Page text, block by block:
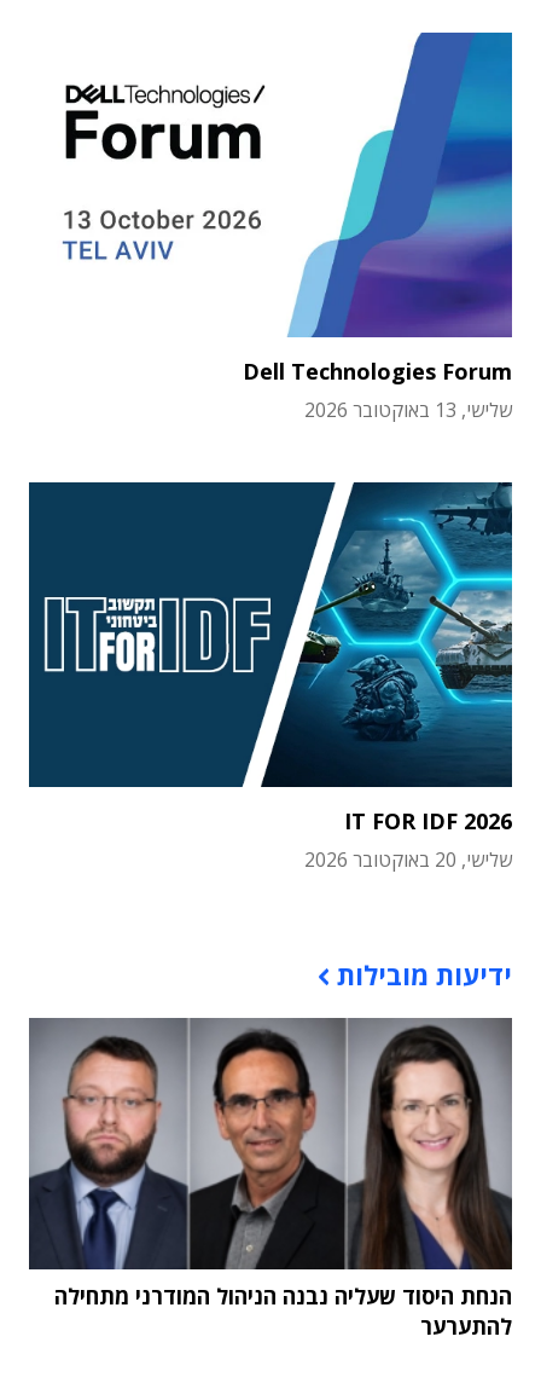
Dell Technologies Forum
שלישי, 13 באוקטובר 2026
IT FOR IDF 2026
שלישי, 20 באוקטובר 2026
ידיעות מובילות
הנחת היסוד שעליה נבנה הניהול המודרני מתחילה
להתערער